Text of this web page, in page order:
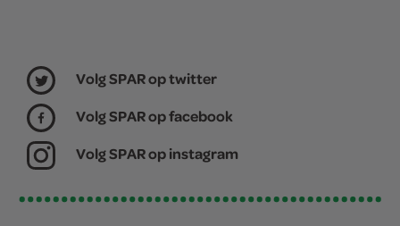
Volg SPAR op twitter
Volg SPAR op facebook
Volg SPAR op instagram